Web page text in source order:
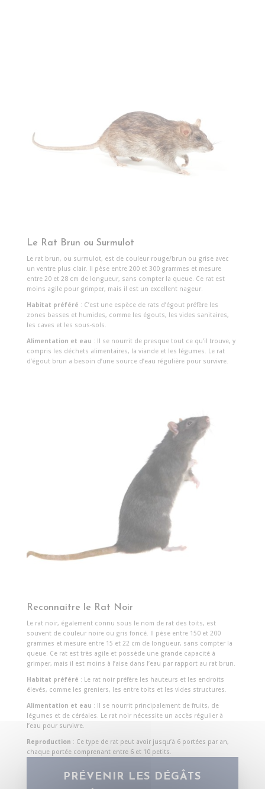
Le Rat Brun ou Surmulot
Le rat brun, ou surmulot, est de couleur rouge/brun ou grise avec
un ventre plus clair. Il pèse entre 200 et 300 grammes et mesure
entre 20 et 28 cm de longueur, sans compter la queue. Ce rat est
moins agile pour grimper, mais il est un excellent nageur.
Habitat préféré : C’est une espèce de rats d’égout préfère les
zones basses et humides, comme les égouts, les vides sanitaires,
les caves et les sous-sols.
Alimentation et eau : Il se nourrit de presque tout ce qu’il trouve, y
compris les déchets alimentaires, la viande et les légumes. Le rat
d’égout brun a besoin d’une source d’eau régulière pour survivre.
Reconnaitre le Rat Noir
Le rat noir, également connu sous le nom de rat des toits, est
souvent de couleur noire ou gris foncé. Il pèse entre 150 et 200
grammes et mesure entre 15 et 22 cm de longueur, sans compter la
queue. Ce rat est très agile et possède une grande capacité à
grimper, mais il est moins à l’aise dans l’eau par rapport au rat brun.
Habitat préféré : Le rat noir préfère les hauteurs et les endroits
élevés, comme les greniers, les entre toits et les vides structures.
Alimentation et eau : Il se nourrit principalement de fruits, de
légumes et de céréales. Le rat noir nécessite un accès régulier à
l’eau pour survivre.
Reproduction : Ce type de rat peut avoir jusqu’à 6 portées par an,
chaque portée comprenant entre 6 et 10 petits.
PRÉVENIR LES DÉGÂTS